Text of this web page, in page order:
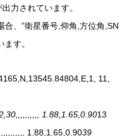
力されています。
、”衛星番号,仰角,方位角,SN
す。
11,
1.88,1.65,0.9013
1.88,1.65,0.9039